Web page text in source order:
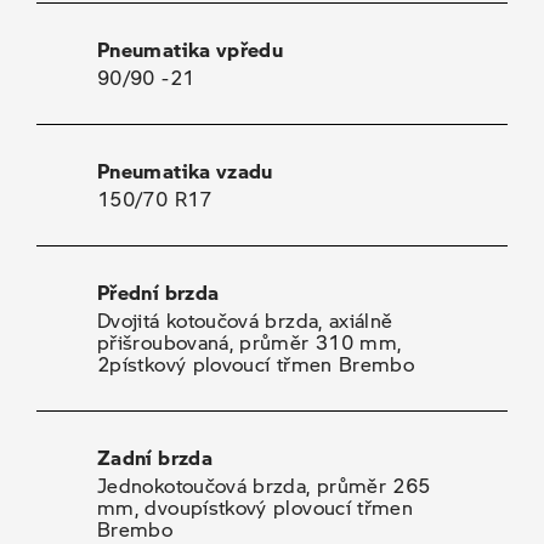
Pneumatika vpředu
90/90 -21
Pneumatika vzadu
150/70 R17
Přední brzda
Dvojitá kotoučová brzda, axiálně
přišroubovaná, průměr 310 mm,
2pístkový plovoucí třmen Brembo
Zadní brzda
Jednokotoučová brzda, průměr 265
mm, dvoupístkový plovoucí třmen
Brembo